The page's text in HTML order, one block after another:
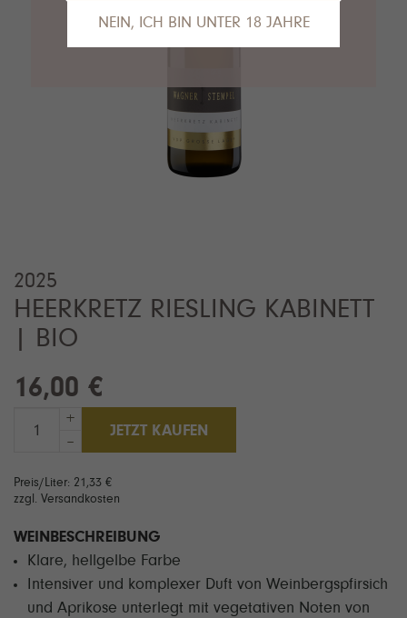
2025
HEERKRETZ RIESLING KABINETT
| BIO
16,00 €
+
–
JETZT KAUFEN
Preis/Liter: 21,33 €
zzgl. Versandkosten
WEINBESCHREIBUNG
Klare, hellgelbe Farbe
Intensiver und komplexer Duft von Weinbergspfirsich
und Aprikose unterlegt mit vegetativen Noten von
NEIN, ICH BIN UNTER 18 JAHRE
Gerne empfehlen wir unseren VDP.Partner
an dieser Stelle.